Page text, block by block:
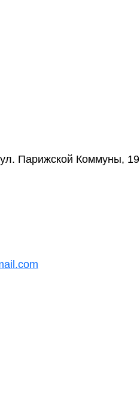
ул. Парижской Коммуны, 19